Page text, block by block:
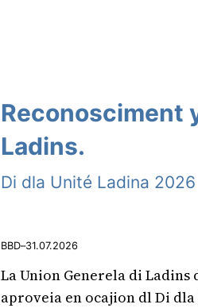
Reconosciment
Ladins.
Di dla Unité Ladina 2026
BBD–31.07.2026
La Union Generela di Ladins
aproveia en ocajion dl Di dla